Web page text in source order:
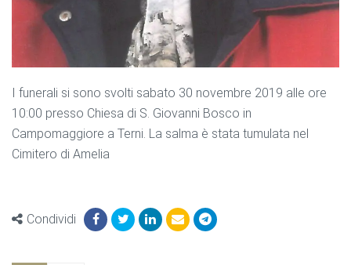
I funerali si sono svolti sabato 30 novembre 2019 alle ore
10:00 presso Chiesa di S. Giovanni Bosco in
Campomaggiore a Terni. La salma è stata tumulata nel
Cimitero di Amelia
Condividi